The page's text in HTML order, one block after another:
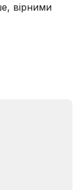
вірними